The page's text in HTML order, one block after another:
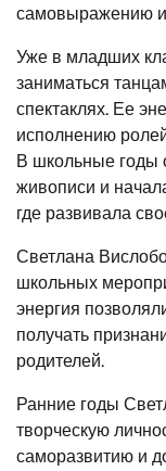
самовыражению и
Уже в младших
заниматься
спектаклях. Ее
исполнению
В школьные годы
живописи и
где развивала
Светлана
школьных
энергия
получать
родителей.
Ранние годы
творческую
саморазвитию и